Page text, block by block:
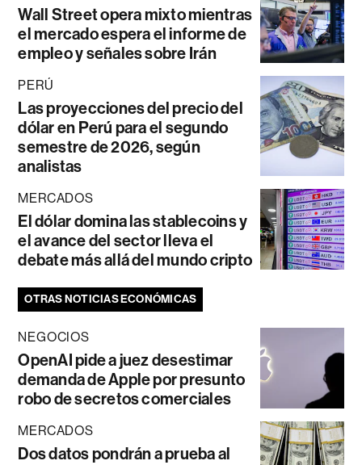
Wall Street opera mixto mientras
el mercado espera el informe de
empleo y señales sobre Irán
PERÚ
Las proyecciones del precio del
dólar en Perú para el segundo
semestre de 2026, según
analistas
MERCADOS
El dólar domina las stablecoins y
el avance del sector lleva el
debate más allá del mundo cripto
OTRAS NOTICIAS ECONÓMICAS
NEGOCIOS
OpenAI pide a juez desestimar
demanda de Apple por presunto
robo de secretos comerciales
MERCADOS
Dos datos pondrán a prueba al